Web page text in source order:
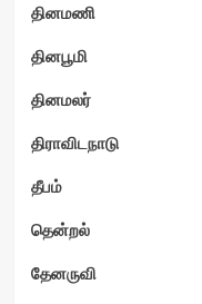
தினமணி
தினபூமி
தினமலர்
திராவிடநாடு
தீபம்
தென்றல்
தேனருவி